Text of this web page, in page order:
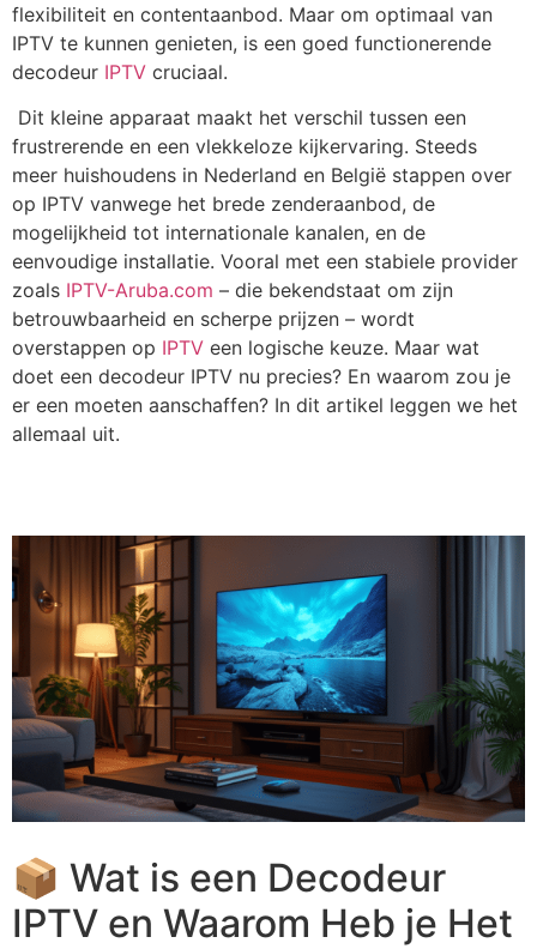
flexibiliteit en contentaanbod. Maar om optimaal van
IPTV te kunnen genieten, is een goed functionerende
decodeur IPTV cruciaal.
Dit kleine apparaat maakt het verschil tussen een
frustrerende en een vlekkeloze kijkervaring. Steeds
meer huishoudens in Nederland en België stappen over
op IPTV vanwege het brede zenderaanbod, de
mogelijkheid tot internationale kanalen, en de
eenvoudige installatie. Vooral met een stabiele provider
zoals IPTV-Aruba.com – die bekendstaat om zijn
betrouwbaarheid en scherpe prijzen – wordt
overstappen op IPTV een logische keuze. Maar wat
doet een decodeur IPTV nu precies? En waarom zou je
er een moeten aanschaffen? In dit artikel leggen we het
allemaal uit.
📦 Wat is een Decodeur
IPTV en Waarom Heb je Het